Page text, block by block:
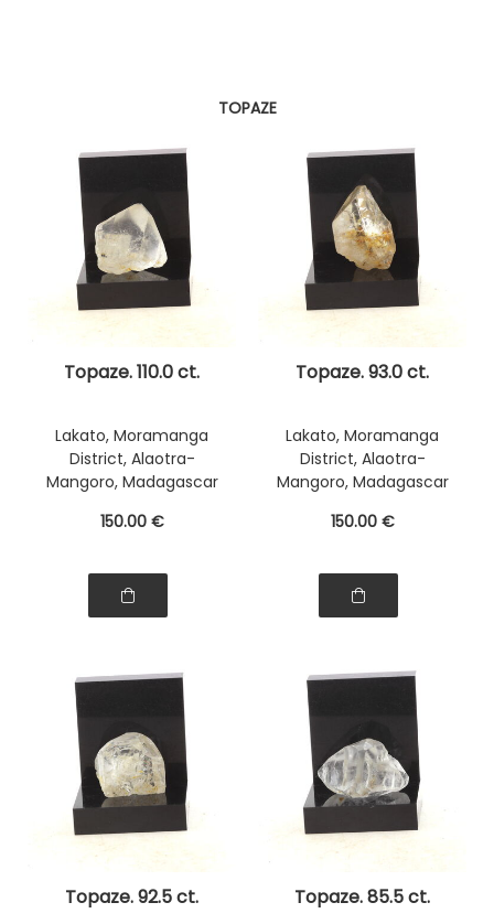
TOPAZE
Topaze. 110.0 ct.
Lakato, Moramanga
District, Alaotra-
Mangoro, Madagascar
150.00 €
Topaze. 93.0 ct.
Lakato, Moramanga
District, Alaotra-
Mangoro, Madagascar
150.00 €
Topaze. 92.5 ct. Topaze. 85.5 ct.